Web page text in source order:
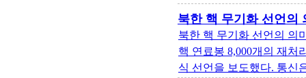
북한 핵 무기화 선언의
북한 핵 무기화 선언의 의
핵 연료봉 8,000개의 재처
식 선언을 보도했다. 통신